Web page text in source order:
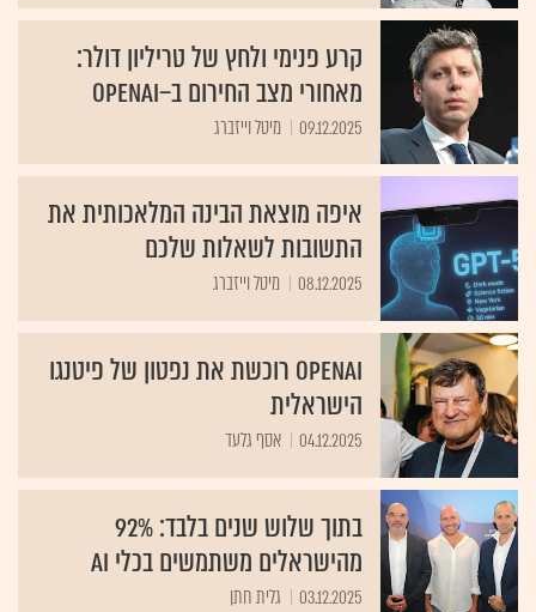
קרע פנימי ולחץ של טריליון דולר:
מאחורי מצב החירום ב–OpenAI
09.12.2025 מיטל וייזברג
איפה מוצאת הבינה המלאכותית את
התשובות לשאלות שלכם
08.12.2025 מיטל וייזברג
OpenAI רוכשת את נפטון של פיטנגו
הישראלית
04.12.2025 אסף גלעד
בתוך שלוש שנים בלבד: 92%
מהישראלים משתמשים בכלי AI
03.12.2025 גלית חתן